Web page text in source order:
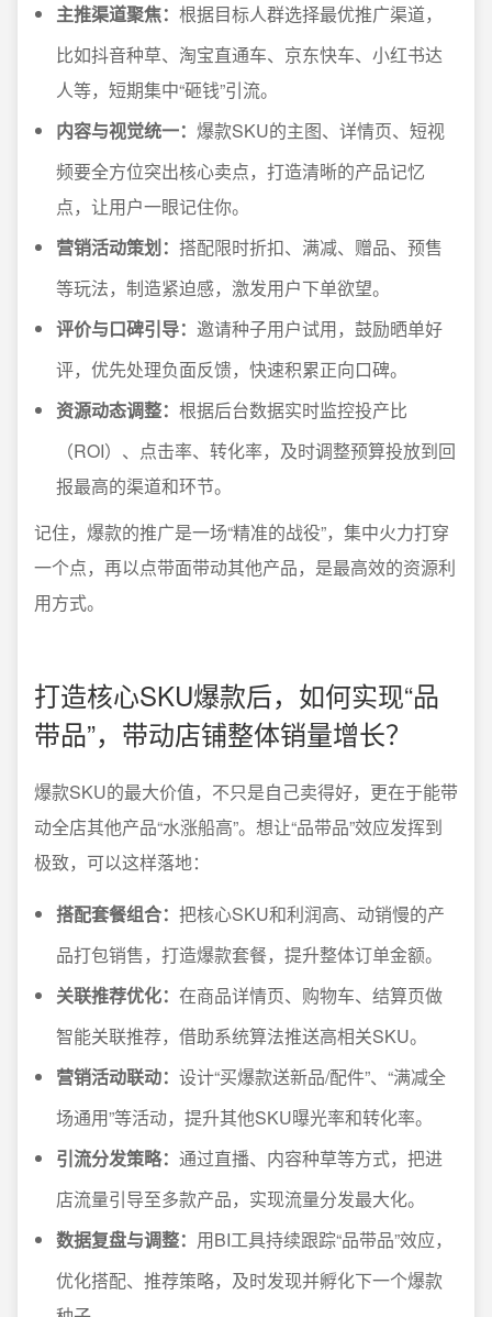
主推渠道聚焦： 根据目标人群选择最优推广渠道，
比如抖音种草、淘宝直通车、京东快车、小红书达
人等，短期集中“砸钱”引流。
内容与视觉统一： 爆款SKU的主图、详情页、短视
频要全方位突出核心卖点，打造清晰的产品记忆
点，让用户一眼记住你。
营销活动策划： 搭配限时折扣、满减、赠品、预售
等玩法，制造紧迫感，激发用户下单欲望。
评价与口碑引导： 邀请种子用户试用，鼓励晒单好
评，优先处理负面反馈，快速积累正向口碑。
资源动态调整： 根据后台数据实时监控投产比
（ROI）、点击率、转化率，及时调整预算投放到回
报最高的渠道和环节。
记住，爆款的推广是一场“精准的战役”，集中火力打穿
一个点，再以点带面带动其他产品，是最高效的资源利
用方式。
打造核心SKU爆款后，如何实现“品
带品”，带动店铺整体销量增长？
爆款SKU的最大价值，不只是自己卖得好，更在于能带
动全店其他产品“水涨船高”。想让“品带品”效应发挥到
极致，可以这样落地：
搭配套餐组合： 把核心SKU和利润高、动销慢的产
品打包销售，打造爆款套餐，提升整体订单金额。
关联推荐优化： 在商品详情页、购物车、结算页做
智能关联推荐，借助系统算法推送高相关SKU。
营销活动联动： 设计“买爆款送新品/配件”、“满减全
场通用”等活动，提升其他SKU曝光率和转化率。
引流分发策略： 通过直播、内容种草等方式，把进
店流量引导至多款产品，实现流量分发最大化。
数据复盘与调整： 用BI工具持续跟踪“品带品”效应，
优化搭配、推荐策略，及时发现并孵化下一个爆款